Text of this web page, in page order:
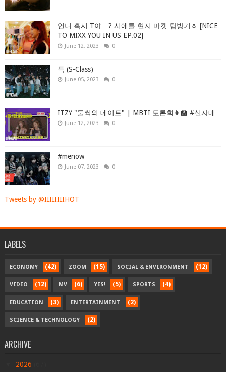
언니 혹시 T야…? 시애틀 현지 마켓 탐방기🌷 [NICE
TO MIXX YOU IN US EP.02]
June 12, 2023 0
특 (S-Class)
June 05, 2023 0
ITZY "둘씩의 데이트" | MBTI 토론회👩‍🏫 #신자매
June 12, 2023 0
#menow
June 07, 2023 0
Tweets by @IIIIIIIIHOT
LABELS
ECONOMY (42) ZOOM (15) SOCIAL & ENVIRONMENT (12)
VIDEO (12) MV (6) YES! (5) SPORTS (4)
EDUCATION (3) ENTERTAINMENT (2)
SCIENCE & TECHNOLOGY (2)
ARCHIVE
2026